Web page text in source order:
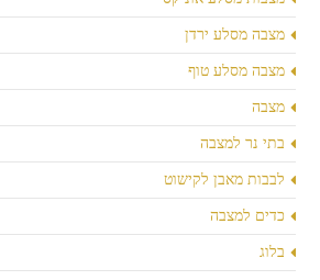
מצבה מסלע ירדן
מצבה מסלע טוף
מצבה
בתי נר למצבה
לבבות מאבן לקישוט
כדים למצבה
בלוג